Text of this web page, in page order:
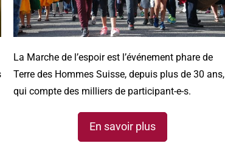
La Marche de l’espoir est l’événement phare de
Terre des Hommes Suisse, depuis plus de 30 ans,
qui compte des milliers de participant-e-s.
En savoir plus